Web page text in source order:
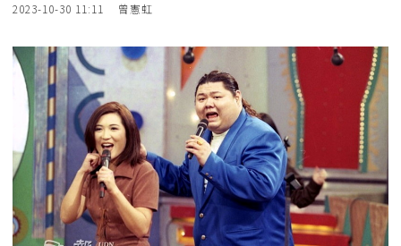
2023-10-30 11:11 曾憲虹